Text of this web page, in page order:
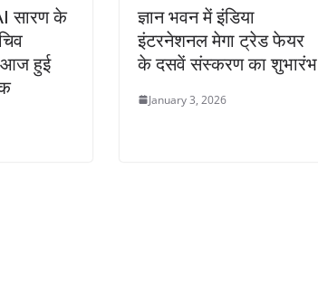
सारण के
आज हुई
ज्ञान भवन में इंडिया
इंटरनेशनल मेगा ट्रेड फेयर
के दसवें संस्करण का शुभारंभ
January 3, 2026